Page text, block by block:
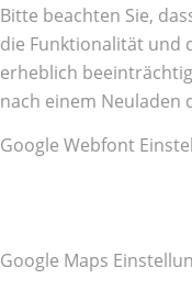
Bitte beachten Sie,
die Funktionalität und
erheblich
nach einem Neuladen
Google Webfont
Google Maps